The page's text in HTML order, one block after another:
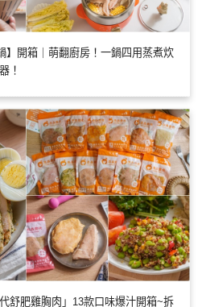
】開箱｜萌翻廚房！一鍋四用蒸煮炊
！
舒肥雞胸肉」13款口味爆汁開箱~拆